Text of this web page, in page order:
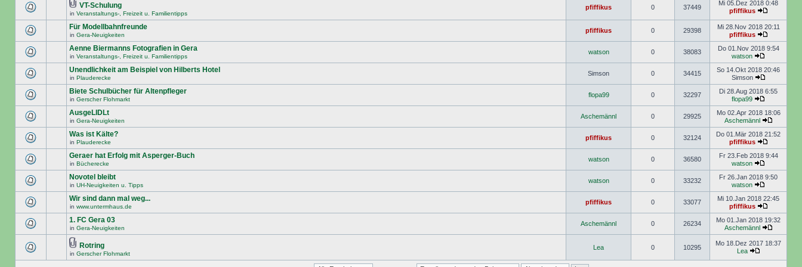
VT-Schulung
in Veranstaltungs-, Freizeit u. Familientipps
pfiffikus 0 37449
Mi 05.Dez 2018 0:48
pfiffikus
Für Modellbahnfreunde
in Gera-Neuigkeiten
pfiffikus 0 29398
Mi 28.Nov 2018 20:11
pfiffikus
Aenne Biermanns Fotografien in Gera
in Veranstaltungs-, Freizeit u. Familientipps
watson 0 38083
Do 01.Nov 2018 9:54
watson
Unendlichkeit am Beispiel von Hilberts Hotel
in Plauderecke
Simson 0 34415
So 14.Okt 2018 20:46
Simson
Biete Schulbücher für Altenpfleger
in Gerscher Flohmarkt
flopa99 0 32297
Di 28.Aug 2018 6:55
flopa99
AusgeLIDLt
in Gera-Neuigkeiten
Aschemännl 0 29925
Mo 02.Apr 2018 18:06
Aschemännl
Was ist Kälte?
in Plauderecke
pfiffikus 0 32124
Do 01.Mär 2018 21:52
pfiffikus
Geraer hat Erfolg mit Asperger-Buch
in Bücherecke
watson 0 36580
Fr 23.Feb 2018 9:44
watson
Novotel bleibt
in UH-Neuigkeiten u. Tipps
watson 0 33232
Fr 26.Jan 2018 9:50
watson
Wir sind dann mal weg...
in www.untermhaus.de
pfiffikus 0 33077
Mi 10.Jan 2018 22:45
pfiffikus
1. FC Gera 03
in Gera-Neuigkeiten
Aschemännl 0 26234
Mo 01.Jan 2018 19:32
Aschemännl
Rotring
in Gerscher Flohmarkt
Lea 0 10295
Mo 18.Dez 2017 18:37
Lea